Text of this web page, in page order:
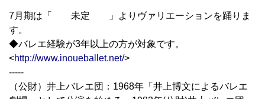
7月期は「 未定 」よりヴァリエーションを踊りま
す。
◆バレエ経験が3年以上の方が対象です。
<http://www.inoueballet.net/
-----
（公財）井上バレエ団：1968年「井上博文によるバレエ